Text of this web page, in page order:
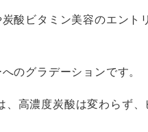
酸ビタミン美容のエント
のグラデーションです。
、高濃度炭酸は変わらず